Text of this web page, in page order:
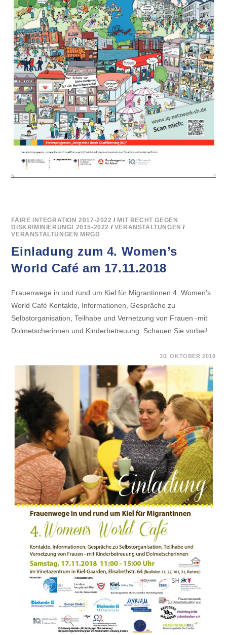
FAIRE INTEGRATION 2017-2022 / MIT RECHT GEGEN
DISKRIMINIERUNG! 2015-2022 / VERANSTALTUNGEN /
VERANSTALTUNGEN MRGD
Einladung zum 4. Women’s
World Café am 17.11.2018
Frauenwege in und rund um Kiel für Migrantinnen 4. Women’s
World Café Kontakte, Informationen, Gespräche zu
Selbstorganisation, Teilhabe und Vernetzung von Frauen -mit
Dolmetscherinnen und Kinderbetreuung. Schauen Sie vorbei!
WOMEN’S
WORLD
CAFÉ
AM
17.11.2018
30. OKTOBER 2018